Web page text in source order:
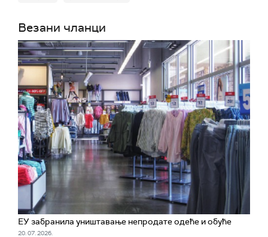
Везани чланци
ЕУ забранила уништавање непродате одеће и обуће
20. 07. 2026.